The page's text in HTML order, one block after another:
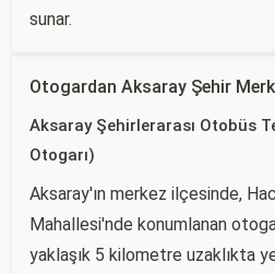
sunar.
Otogardan Aksaray Şehir
Aksaray Şehirlerarası Otobüs
Otogarı)
Aksaray'ın merkez ilçesinde,
Mahallesi'nde konumlanan
yaklaşık 5 kilometre uzaklıkta